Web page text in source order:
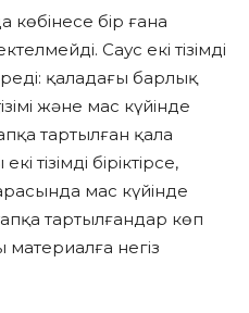
бір ғана
Саус екі тізімді
қаладағы барлық
және мас күйінде
тартылған қала
тізімді біріктірсе,
арасында мас күйінде
тартылғандар көп
материалға негіз